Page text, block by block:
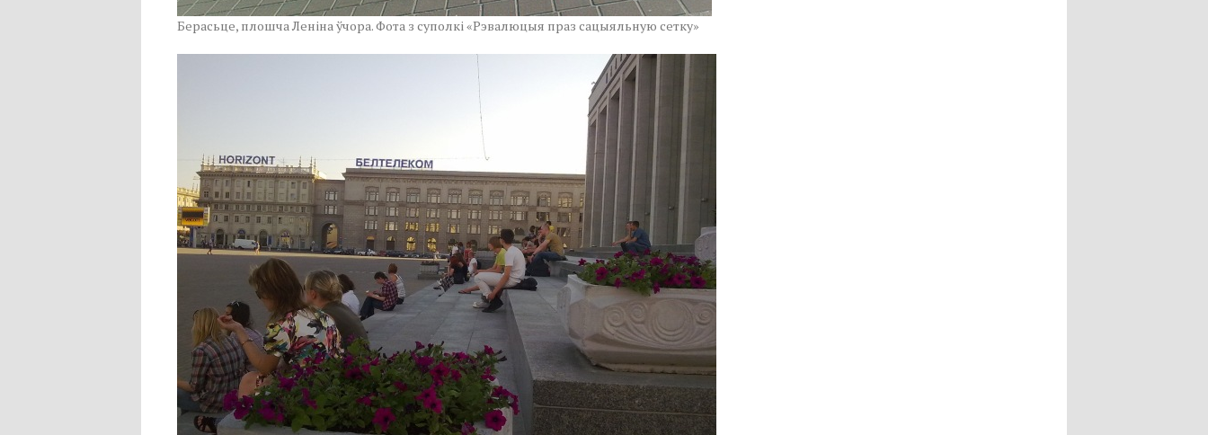
Берасьце, плошча Леніна ўчора. Фота з суполкі «Рэвалюцыя праз сацыяльную сетку»